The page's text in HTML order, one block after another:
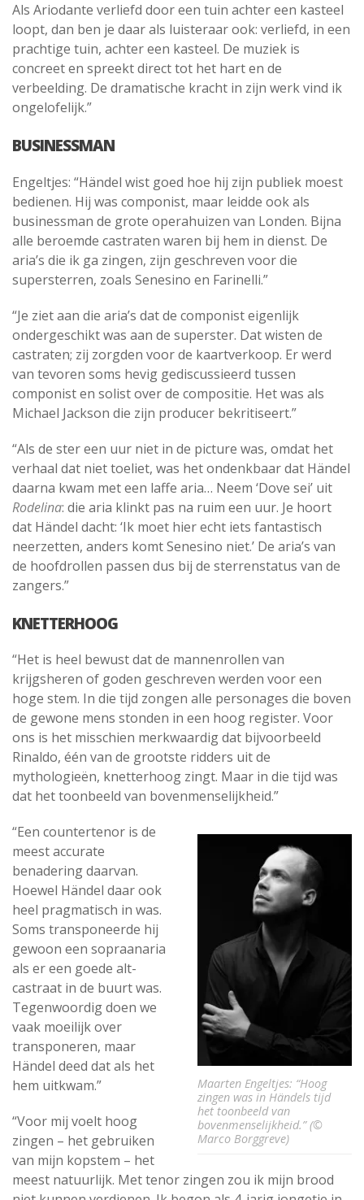
Als Ariodante verliefd door een tuin achter een kasteel
loopt, dan ben je daar als luisteraar ook: verliefd, in een
prachtige tuin, achter een kasteel. De muziek is
concreet en spreekt direct tot het hart en de
verbeelding. De dramatische kracht in zijn werk vind ik
ongelofelijk.”
BUSINESSMAN
Engeltjes: “Händel wist goed hoe hij zijn publiek moest
bedienen. Hij was componist, maar leidde ook als
businessman de grote operahuizen van Londen. Bijna
alle beroemde castraten waren bij hem in dienst. De
aria’s die ik ga zingen, zijn geschreven voor die
supersterren, zoals Senesino en Farinelli.”
“Je ziet aan die aria’s dat de componist eigenlijk
ondergeschikt was aan de superster. Dat wisten de
castraten; zij zorgden voor de kaartverkoop. Er werd
van tevoren soms hevig gediscussieerd tussen
componist en solist over de compositie. Het was als
Michael Jackson die zijn producer bekritiseert.”
“Als de ster een uur niet in de picture was, omdat het
verhaal dat niet toeliet, was het ondenkbaar dat Händel
daarna kwam met een laffe aria… Neem ‘Dove sei’ uit
Rodelina: die aria klinkt pas na ruim een uur. Je hoort
dat Händel dacht: ‘Ik moet hier echt iets fantastisch
neerzetten, anders komt Senesino niet.’ De aria’s van
de hoofdrollen passen dus bij de sterrenstatus van de
zangers.”
KNETTERHOOG
“Het is heel bewust dat de mannenrollen van
krijgsheren of goden geschreven werden voor een
hoge stem. In die tijd zongen alle personages die boven
de gewone mens stonden in een hoog register. Voor
ons is het misschien merkwaardig dat bijvoorbeeld
Rinaldo, één van de grootste ridders uit de
mythologieën, knetterhoog zingt. Maar in die tijd was
dat het toonbeeld van bovenmenselijkheid.”
Maarten Engeltjes: “Hoog
zingen was in Händels tijd
het toonbeeld van
bovenmenselijkheid.” (©
Marco Borggreve)
“Een countertenor is de
meest accurate
benadering daarvan.
Hoewel Händel daar ook
heel pragmatisch in was.
Soms transponeerde hij
gewoon een sopraanaria
als er een goede alt-
castraat in de buurt was.
Tegenwoordig doen we
vaak moeilijk over
transponeren, maar
Händel deed dat als het
hem uitkwam.”
“Voor mij voelt hoog
zingen – het gebruiken
van mijn kopstem – het
meest natuurlijk. Met tenor zingen zou ik mijn brood